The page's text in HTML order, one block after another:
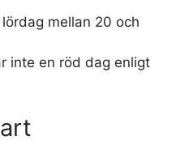
mellan 20 och
inte en röd dag enligt